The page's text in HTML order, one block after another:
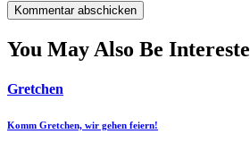
You May Also Be
Gretchen
Komm Gretchen, wir gehen feiern!